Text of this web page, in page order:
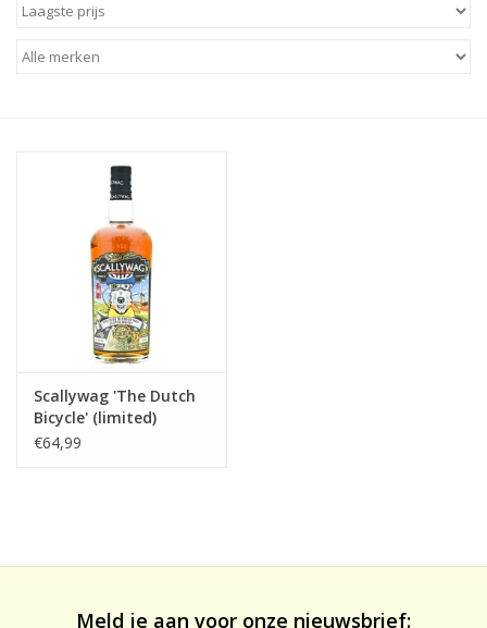
Masterclasses & Proeverijen
Scallywag 'The Dutch
Bicycle' (limited)
edition
€64,99
Meld je aan voor onze nieuwsbrief: